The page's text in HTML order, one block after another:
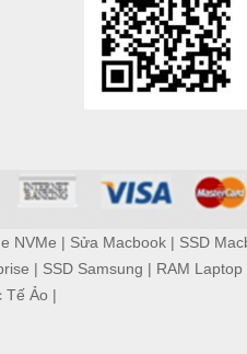
NVMe | Sửa Macbook| SSD
| SSD Samsung | RAM Laptop
Tế Ảo |